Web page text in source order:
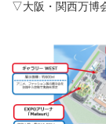
▽大阪・関西万博